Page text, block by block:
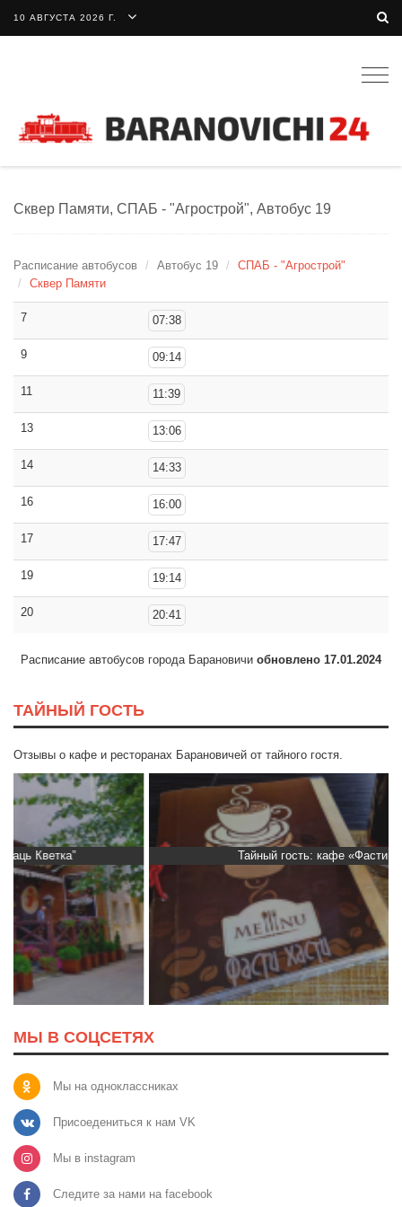
10 АВГУСТА 2026 Г.
Сквер Памяти, СПАБ - "Агрострой", Автобус 19
Расписание автобусов Автобус 19
СПАБ - "Агрострой"
Сквер Памяти
7 07:38
9 09:14
11 11:39
13 13:06
14 14:33
16 16:00
17 17:47
19 19:14
20 20:41
Расписание автобусов города Барановичи обновлено 17.01.2024
ТАЙНЫЙ ГОСТЬ
Отзывы о кафе и ресторанах Барановичей от тайного гостя.
Тайный гость: кафе «Фасти Хасти»
МЫ В СОЦСЕТЯХ
Мы на одноклассниках
Присоедениться к нам VK
Мы в instagram
Следите за нами на facebook